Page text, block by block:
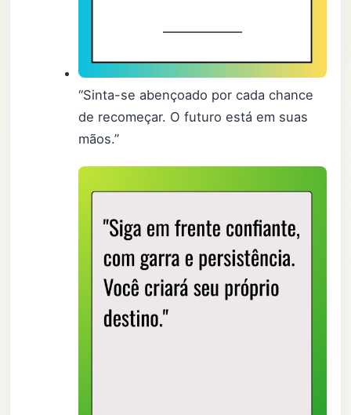
“Sinta-se abençoado por cada chance
de recomeçar. O futuro está em suas
mãos.”